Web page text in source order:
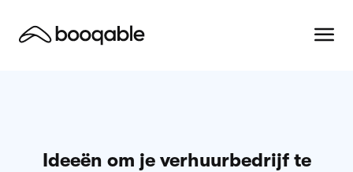
Ideeën om je verhuurbedrijf te